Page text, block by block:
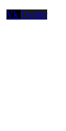
Vk Twitter